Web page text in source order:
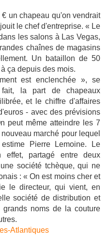
un chapeau qu'on vendrait
le chef d'entreprise. « Le
les salons à Las Vegas,
chaînes de magasins
Un bataillon de 50
ça depuis des mois.
est enclenchée », se
fait, la part de chapeaux
et le chiffre d'affaires
- avec des prévisions
peut même atteindre les 7
marché pour lequel
Pierre Lemoine. Le
partagé entre deux
société tchèque, qui ne
: « On est moins cher et
le directeur, qui vient, en
société de distribution et
noms de la couture
Atlantiques